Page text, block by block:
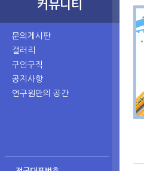
커뮤니티
문의게시판
갤러리
구인구직
공지사항
연구원만의 공간